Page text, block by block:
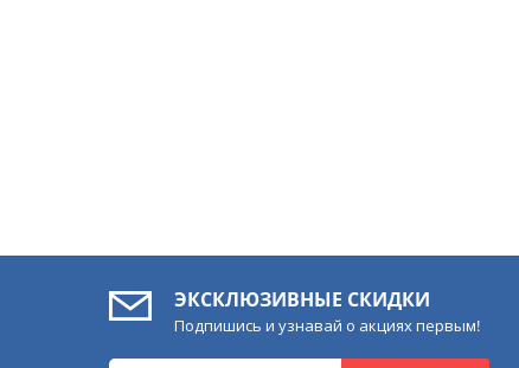
ЭКСКЛЮЗИВНЫЕ СКИДКИ
Подпишись и узнавай о акциях первым!